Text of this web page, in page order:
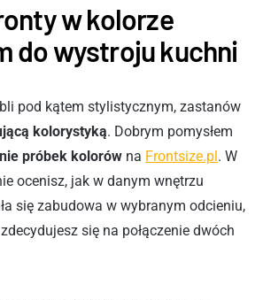
w kolorze
do wystroju kuchni
pod kątem stylistycznym, zastanów
kolorystyką. Dobrym pomysłem
próbek kolorów na Frontsize.pl. W
ocenisz, jak w danym wnętrzu
się zabudowa w wybranym odcieniu,
się na połączenie dwóch